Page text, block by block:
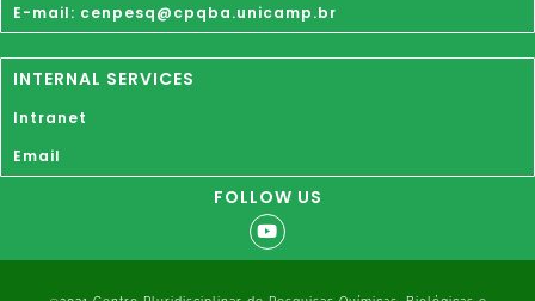
E-mail: cenpesq@cpqba.unicamp.br
INTERNAL SERVICES
Intranet
Email
FOLLOW US